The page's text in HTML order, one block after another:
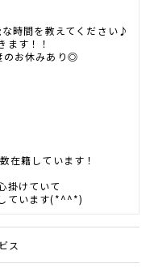
時間を教えてください♪
ます！！
のお休みあり◎
在籍しています！
掛けていて
ています(*^^*)
ス